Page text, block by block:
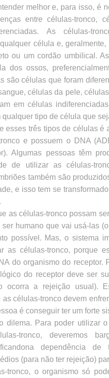
melhor e, para isso, é
entre células-tronco,
As células-
célula e,
ou um cordão umbilical.
dos ossos,
são células que foram
células da pele,
em células
qualquer tipo de célula que
esses três tipos de células é
e possuem o DNA
Algumas pessoas têm
de utilizar as células-
também são
e isso tem se
as células-tronco possam
humano que vai usá-las
possível. Mas, o sistema
as células-tronco, porque
do organismo do receptor.
do receptor deve ser
ocorra a rejeição usual).
as células-tronco devem
é conseguir ter um forte
dilema. Para poder utilizar
tronco, deveremos
dependência de
(para não ter rejeição)
tronco, o organismo só